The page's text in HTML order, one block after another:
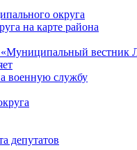
округа
на карте района
«Муниципальный вестник
военную службу
депутатов